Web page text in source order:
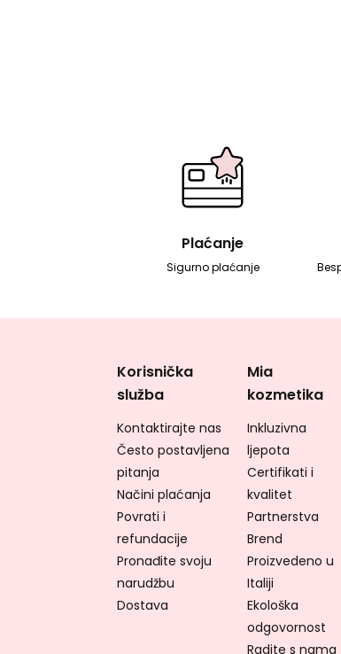
Plaćanje
Sigurno plaćanje
Korisnička
služba
Kontaktirajte nas
Često postavljena
pitanja
Načini plaćanja
Povrati i
refundacije
Pronađite svoju
narudžbu
Dostava
Mia
kozmetika
Inkluzivna
ljepota
Certifikati i
kvalitet
Partnerstva
Brend
Proizvedeno u
Italiji
Ekološka
odgovornost
Radite s nama